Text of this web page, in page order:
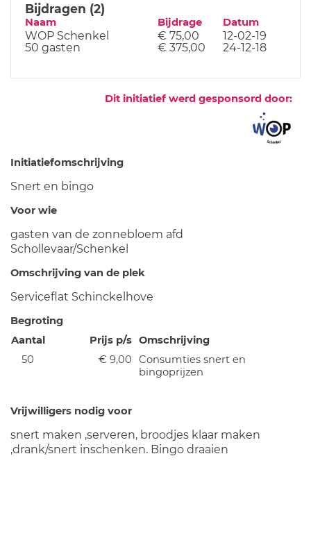
Bijdragen (2)
Naam Bijdrage Datum
WOP Schenkel € 75,00
12-02-19
50 gasten
€ 375,00 24-12-18
Dit initiatief werd gesponsord door:
Initiatiefomschrijving
Snert en bingo
Voor wie
gasten van de zonnebloem afd
Schollevaar/Schenkel
Omschrijving van de plek
Serviceflat Schinckelhove
Begroting
Aantal
Prijs p/s Omschrijving
50
€ 9,00
Consumties snert en
bingoprijzen
Vrijwilligers nodig voor
snert maken ,serveren, broodjes klaar maken
,drank/snert inschenken. Bingo draaien